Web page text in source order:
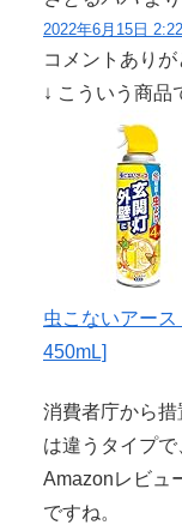
2022年6月15日
コメントありが
↓ こういう商品
虫こないアー
450mL]
消費者庁から
は違うタイプで
Amazonレビュ
ですね。